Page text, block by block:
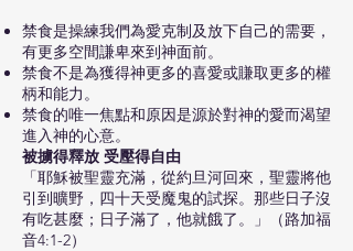
禁食是操練我們為愛克制及放下自己的需要，
有更多空間謙卑來到神面前。
禁食不是為獲得神更多的喜愛或賺取更多的權
柄和能力。
禁食的唯一焦點和原因是源於對神的愛而渴望
進入神的心意。
被擄得釋放 受壓得自由
「耶穌被聖靈充滿，從約旦河回來，聖靈將他
引到曠野，四十天受魔鬼的試探。那些日子沒
有吃甚麼；日子滿了，他就餓了。」（路加福
音4:1-2）